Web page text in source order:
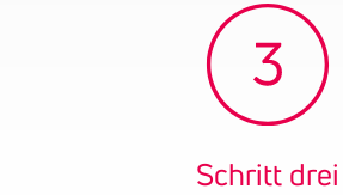
Schritt drei